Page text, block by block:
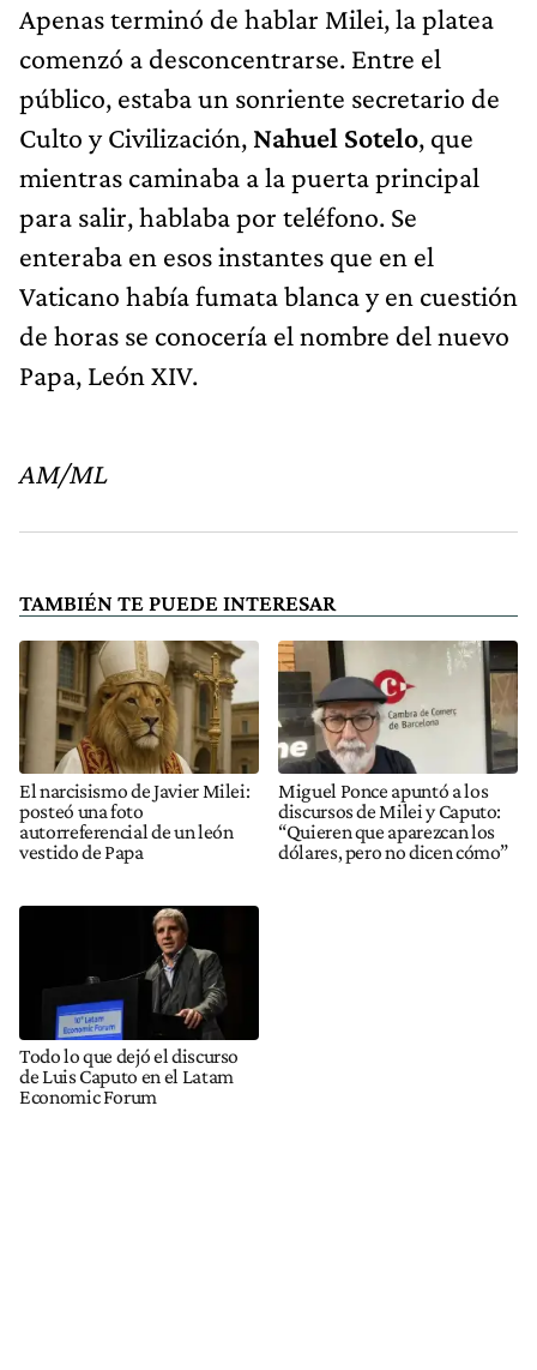
Apenas terminó de hablar Milei, la platea
comenzó a desconcentrarse. Entre el
público, estaba un sonriente secretario de
Culto y Civilización, Nahuel Sotelo, que
mientras caminaba a la puerta principal
para salir, hablaba por teléfono. Se
enteraba en esos instantes que en el
Vaticano había fumata blanca y en cuestión
de horas se conocería el nombre del nuevo
Papa, León XIV.
AM/ML
TAMBIÉN TE PUEDE INTERESAR
El narcisismo de Javier Milei:
posteó una foto
autorreferencial de un león
vestido de Papa
Miguel Ponce apuntó a los
discursos de Milei y Caputo:
“Quieren que aparezcan los
dólares, pero no dicen cómo”
Todo lo que dejó el discurso
de Luis Caputo en el Latam
Economic Forum